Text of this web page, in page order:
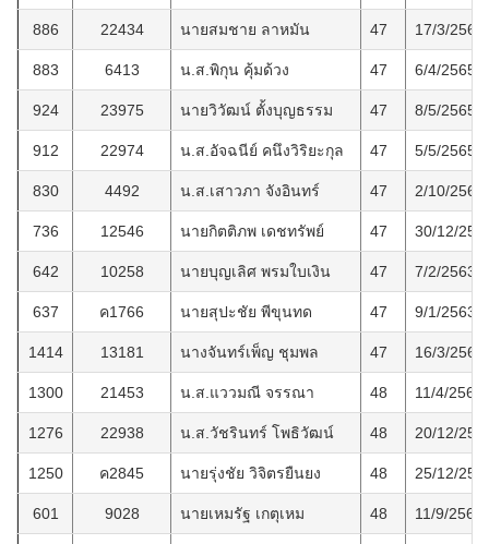
886 22434 นายสมชาย ลาหมัน 47 17/3/2565
883 6413 น.ส.พิกุน คุ้มด้วง 47 6/4/2565
924 23975 นายวิวัฒน์ ตั้งบุญธรรม 47 8/5/2565
912 22974 น.ส.อัจฉนีย์ คนึงวิริยะกุล 47 5/5/2565
830 4492 น.ส.เสาวภา จังอินทร์ 47 2/10/2564
736 12546 นายกิตติภพ เดชทรัพย์ 47 30/12/
642 10258 นายบุญเลิศ พรมใบเงิน 47 7/2/2563
637 ค1766 นายสุปะชัย พีขุนทด 47 9/1/2563
1414 13181 นางจันทร์เพ็ญ ชุมพล 47 16/3/2569
1300 21453 น.ส.แววมณี จรรณา 48 11/4/2568
1276 22938 น.ส.วัชรินทร์ โพธิวัฒน์ 48 20/12/
1250 ค2845 นายรุ่งชัย วิจิตรยืนยง 48 25/12/
601 9028 นายเหมรัฐ เกตุเหม 48 11/9/2562